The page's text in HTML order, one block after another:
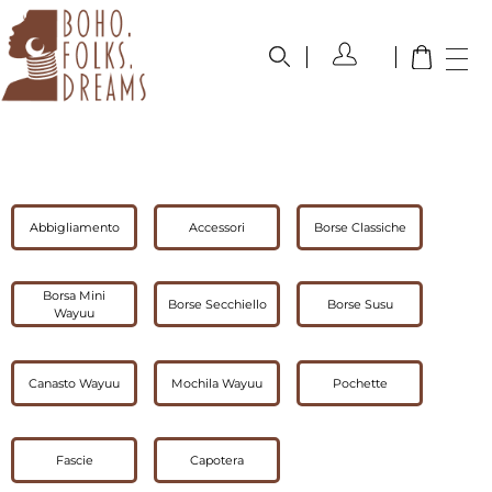
Abbigliamento Accessori Borse Classiche
Borsa Mini
Wayuu
Borse Secchiello Borse Susu
Canasto Wayuu Mochila Wayuu Pochette
Fascie Capotera